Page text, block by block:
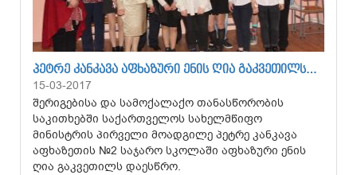
ᲞᲔᲢᲠᲔ ᲙᲐᲜᲙᲐᲕᲐ ᲐᲤᲮᲐᲖᲣᲠᲘ ᲔᲜᲘᲡ ᲦᲘᲐ ᲒᲐᲙᲕᲔᲗᲘᲚᲡ…
15-03-2017
შერიგებისა და სამოქალაქო თანასწორობის
საკითხებში საქართველოს სახელმწიფო
მინისტრის პირველი მოადგილე პეტრე კანკავა
აფხაზეთის №2 საჯარო სკოლაში აფხაზური ენის
ღია გაკვეთილს დაესწრო.